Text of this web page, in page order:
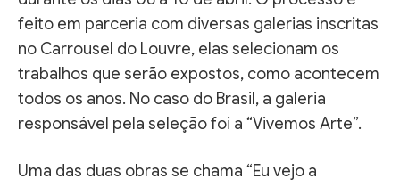
feito em parceria com diversas galerias inscritas
no Carrousel do Louvre, elas selecionam os
trabalhos que serão expostos, como acontecem
todos os anos. No caso do Brasil, a galeria
responsável pela seleção foi a “Vivemos Arte”.
Uma das duas obras se chama “Eu vejo a